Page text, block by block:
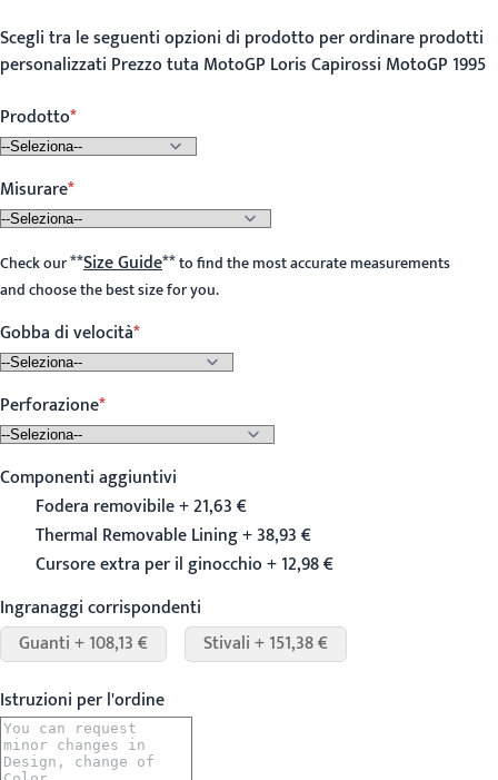
Scegli tra le seguenti opzioni di prodotto per ordinare prodotti
personalizzati Prezzo tuta MotoGP Loris Capirossi MotoGP 1995
Prodotto
Misurare
Check our**Size Guide**to find the most accurate measurements
and choose the best size for you.
Gobba di velocità
Perforazione
Componenti aggiuntivi
Fodera removibile + 21,63 €
Thermal Removable Lining + 38,93 €
Cursore extra per il ginocchio + 12,98 €
Ingranaggi corrispondenti
Guanti + 108,13 €
Stivali + 151,38 €
Istruzioni per l'ordine